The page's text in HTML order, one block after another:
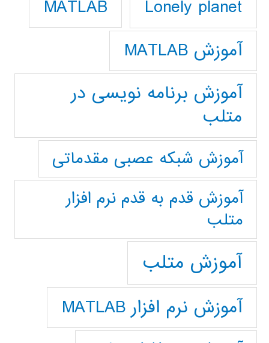
Lonely planet
MATLAB
آموزش MATLAB
آموزش برنامه نویسی در
متلب
آموزش شبکه عصبی مقدماتی
آموزش قدم به قدم نرم افزار
متلب
آموزش متلب
آموزش نرم افزار MATLAB